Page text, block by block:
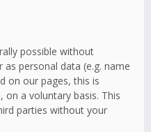
possible without
personal data (e.g. name
on our pages, this is
on a voluntary basis. This
parties without your